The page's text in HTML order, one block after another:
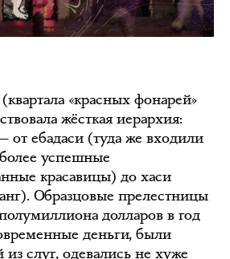
«красных фонарей»
жёсткая иерархия:
от ебадаси (туда же входили
успешные
красавицы) до хаси
Образцовые прелестницы
долларов в год
деньги, были
слуг, одевались не хуже